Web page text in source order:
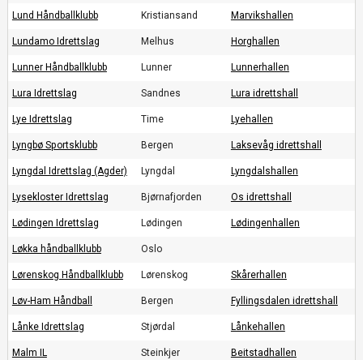
Lund Håndballklubb Kristiansand Marvikshallen
Lundamo Idrettslag Melhus Horghallen
Lunner Håndballklubb Lunner Lunnerhallen
Lura Idrettslag Sandnes Lura idrettshall
Lye Idrettslag Time Lyehallen
Lyngbø Sportsklubb Bergen Laksevåg idrettshall
Lyngdal Idrettslag (Agder) Lyngdal Lyngdalshallen
Lysekloster Idrettslag Bjørnafjorden Os idrettshall
Lødingen Idrettslag Lødingen Lødingenhallen
Løkka håndballklubb Oslo
Lørenskog Håndballklubb Lørenskog Skårerhallen
Løv-Ham Håndball Bergen Fyllingsdalen idrettshall
Lånke Idrettslag Stjørdal Lånkehallen
Malm IL Steinkjer Beitstadhallen